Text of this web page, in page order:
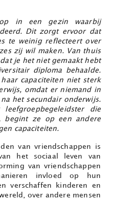
in een gezin waarbij
Dit zorgt ervoor dat
te weinig reflecteert over
zij wil maken. Van thuis
je het niet gemaakt hebt
diploma behaalde.
capaciteiten niet sterk
omdat er niemand in
het secundair onderwijs.
die
begint ze op een andere
capaciteiten.
van vriendschappen is
het sociaal leven van
van vriendschappen
invloed op hun
verschaffen kinderen en
over andere mensen